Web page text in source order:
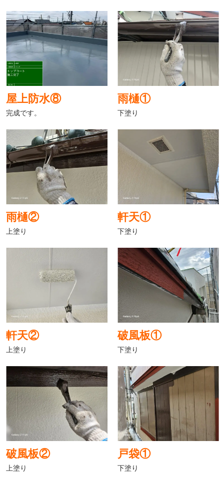
屋上防水⑧
完成です。
雨樋①
下塗り
雨樋②
上塗り
軒天①
下塗り
軒天②
上塗り
破風板①
下塗り
破風板②
上塗り
戸袋①
下塗り